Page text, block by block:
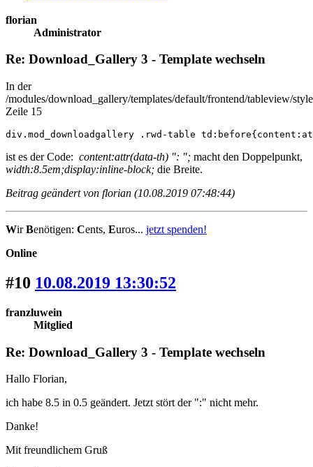
florian
Administrator
Re: Download_Gallery 3 - Template wechseln
In der
/modules/download_gallery/templates/default/frontend/tableview/
Zeile 15
div.mod_downloadgallery .rwd-table
ist es der Code: content:attr(data-th) ": "; macht den Doppelpunkt,
width:8.5em;display:inline-block; die Breite.
Beitrag geändert von florian (10.08.2019 07:48:44)
WirBenötigen: Cents, Euros... jetzt spenden!
Online
#10 10.08.2019 13:30:52
franzluwein
Mitglied
Re: Download_Gallery 3 - Template wechseln
Hallo Florian,
ich habe 8.5 in 0.5 geändert. Jetzt stört der ":" nicht mehr.
Danke!
Mit freundlichem Gruß